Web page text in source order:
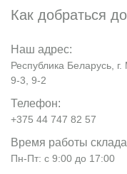
Как добраться
Наш адрес:
Республика Беларусь,
9-3, 9-2
Телефон:
+375 44 747 82 57
Время работы
Пн-Пт: с 9:00 до 17:00